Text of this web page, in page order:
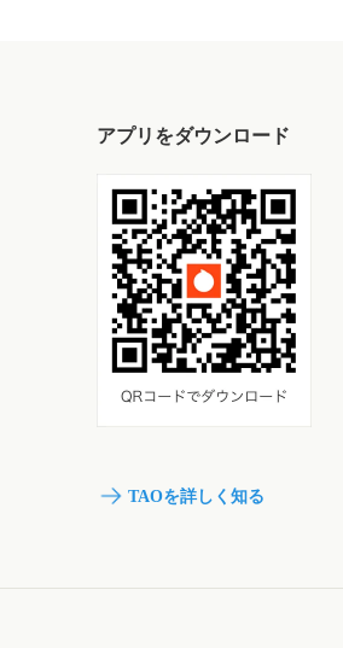
アプリをダウンロード
TAOを詳しく知る